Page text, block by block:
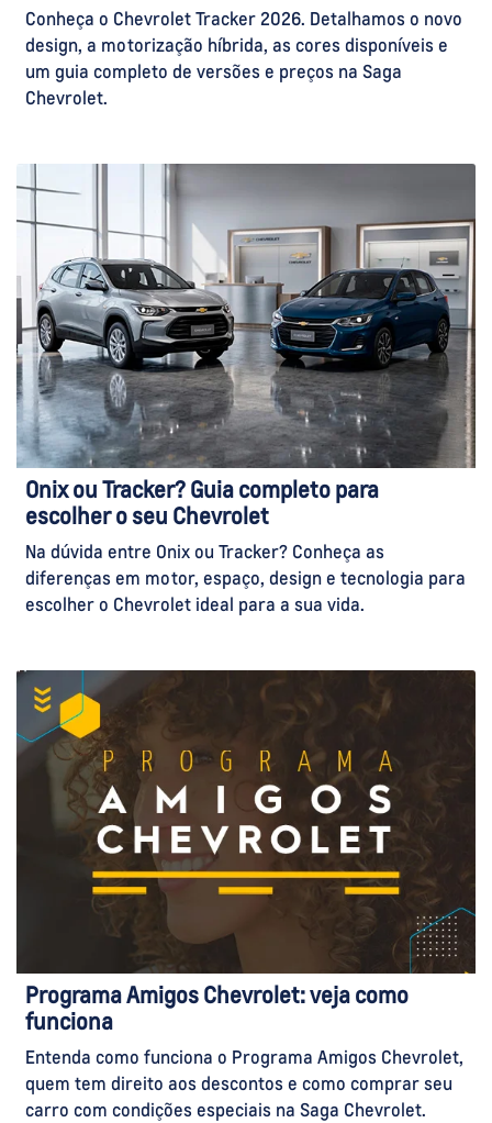
Conheça o Chevrolet Tracker 2026. Detalhamos o novo
design, a motorização híbrida, as cores disponíveis e
um guia completo de versões e preços na Saga
Chevrolet.
Onix ou Tracker? Guia completo para
escolher o seu Chevrolet
Na dúvida entre Onix ou Tracker? Conheça as
diferenças em motor, espaço, design e tecnologia para
escolher o Chevrolet ideal para a sua vida.
Programa Amigos Chevrolet: veja como
funciona
Entenda como funciona o Programa Amigos Chevrolet,
quem tem direito aos descontos e como comprar seu
carro com condições especiais na Saga Chevrolet.